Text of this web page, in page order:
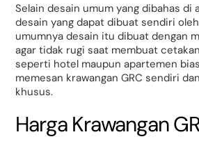
Selain desain umum yang dibahas di
desain yang dapat dibuat sendiri
umumnya desain itu dibuat dengan
agar tidak rugi saat membuat
seperti hotel maupun apartemen
memesan krawangan GRC sendiri
khusus.
Harga Krawangan